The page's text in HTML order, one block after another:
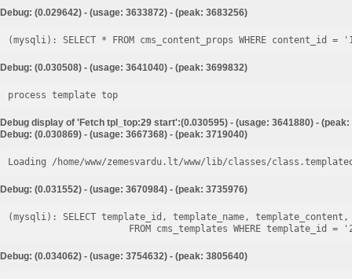
Debug: (0.029642) - (usage: 3633872) - (peak: 3683256)
Debug: (0.030508) - (usage: 3641040) - (peak: 3699832)
process template top
Debug display of 'Fetch tpl_top:29 start':(0.030595) - (usage: 3641880) - (peak:
Debug: (0.030869) - (usage: 3667368) - (peak: 3719040)
Loading /home/www/zemesvardu.lt/www/lib/classes/
Debug: (0.031552) - (usage: 3670984) - (peak: 3735976)
(mysqli): SELECT template_id, template_name,
Debug: (0.034062) - (usage: 3754632) - (peak: 3805640)